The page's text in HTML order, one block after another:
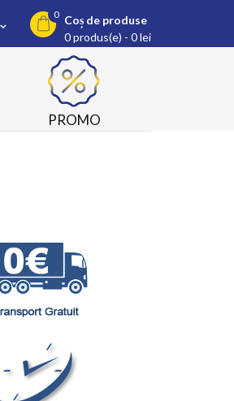
0 Coș de produse
0 produs(e) - 0 lei
PROMO